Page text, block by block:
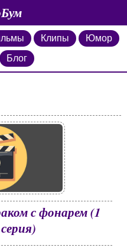
Клипы
Юмор
Блог
с фонарем (1